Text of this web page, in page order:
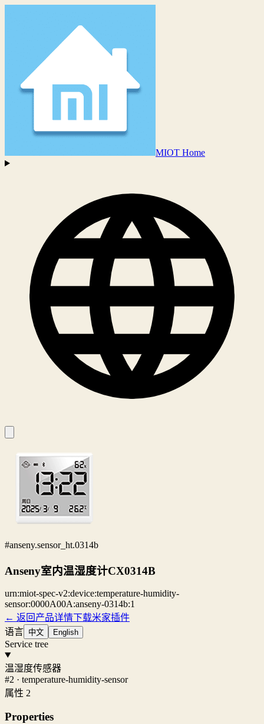
MIOT Home
#anseny.sensor_ht.0314b
Anseny室内温湿度计CX0314B
urn:miot-spec-v2:device:temperature-humidity-
sensor:0000A00A:anseny-0314b:1
← 返回产品详情下载米家插件
语言 中文 English
Service tree
温湿度传感器
#2 · temperature-humidity-sensor
属性 2
Properties